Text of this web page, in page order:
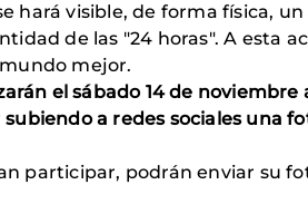
hará visible, de forma física,
de las "24 horas". A esta
mejor.
el sábado 14 de
subiendo a redes sociales una
participar, podrán enviar su